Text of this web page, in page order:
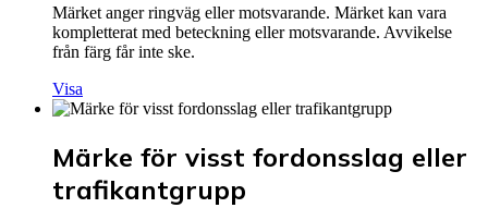
Märket anger ringväg eller motsvarande. Märket kan vara
kompletterat med beteckning eller motsvarande. Avvikelse
från färg får inte ske.
Visa
Märke för visst fordonsslag eller
trafikantgrupp